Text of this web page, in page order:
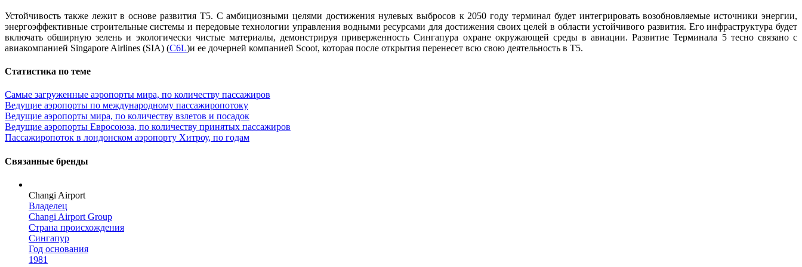
Устойчивость также лежит в основе развития T5. С амбициозными целями достижения нулевых выбросов к 2050 году терминал будет интегрировать возобновляемые источники энергии,
энергоэффективные строительные системы и передовые технологии управления водными ресурсами для достижения своих целей в области устойчивого развития. Его инфраструктура будет
включать обширную зелень и экологически чистые материалы, демонстрируя приверженность Сингапура охране окружающей среды в авиации. Развитие Терминала 5 тесно связано с
авиакомпанией Singapore Airlines (SIA) (C6L)и ее дочерней компанией Scoot, которая после открытия перенесет всю свою деятельность в Т5.
Статистика по теме
Самые загруженные аэропорты мира, по количеству пассажиров
Ведущие аэропорты по международному пассажиропотоку
Ведущие аэропорты мира, по количеству взлетов и посадок
Ведущие аэропорты Евросоюза, по количеству принятых пассажиров
Пассажиропоток в лондонском аэропорту Хитроу, по годам
Связанные бренды
Changi Airport
Владелец
Changi Airport Group
Страна происхождения
Сингапур
Год основания
1981